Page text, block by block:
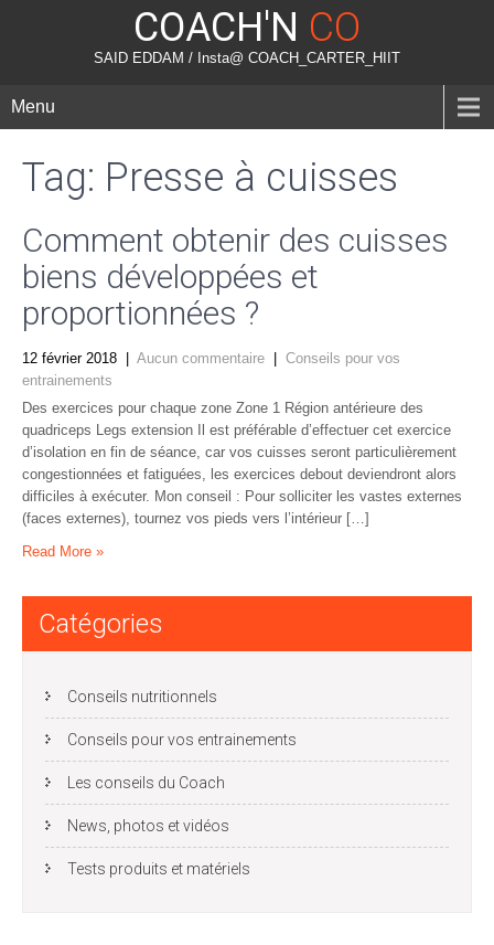
COACH'N CO
SAID EDDAM / Insta@ COACH_CARTER_HIIT
Menu
Tag: Presse à cuisses
Comment obtenir des cuisses
biens développées et
proportionnées ?
12 février 2018 Aucun commentaire
Conseils pour vos
entrainements
Des exercices pour chaque zone Zone 1 Région antérieure des
quadriceps Legs extension Il est préférable d’effectuer cet exercice
d’isolation en fin de séance, car vos cuisses seront particulièrement
congestionnées et fatiguées, les exercices debout deviendront alors
difficiles à exécuter. Mon conseil : Pour solliciter les vastes externes
(faces externes), tournez vos pieds vers l’intérieur […]
Read More »
Catégories
Conseils nutritionnels
Conseils pour vos entrainements
Les conseils du Coach
News, photos et vidéos
Tests produits et matériels